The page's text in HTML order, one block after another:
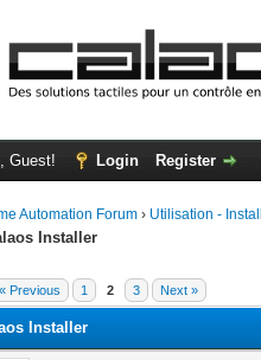
Guest! Login Register
Automation Forum › Utilisation -
Installer
« Previous 1 2 3 Next »
- 0 Average
Installer